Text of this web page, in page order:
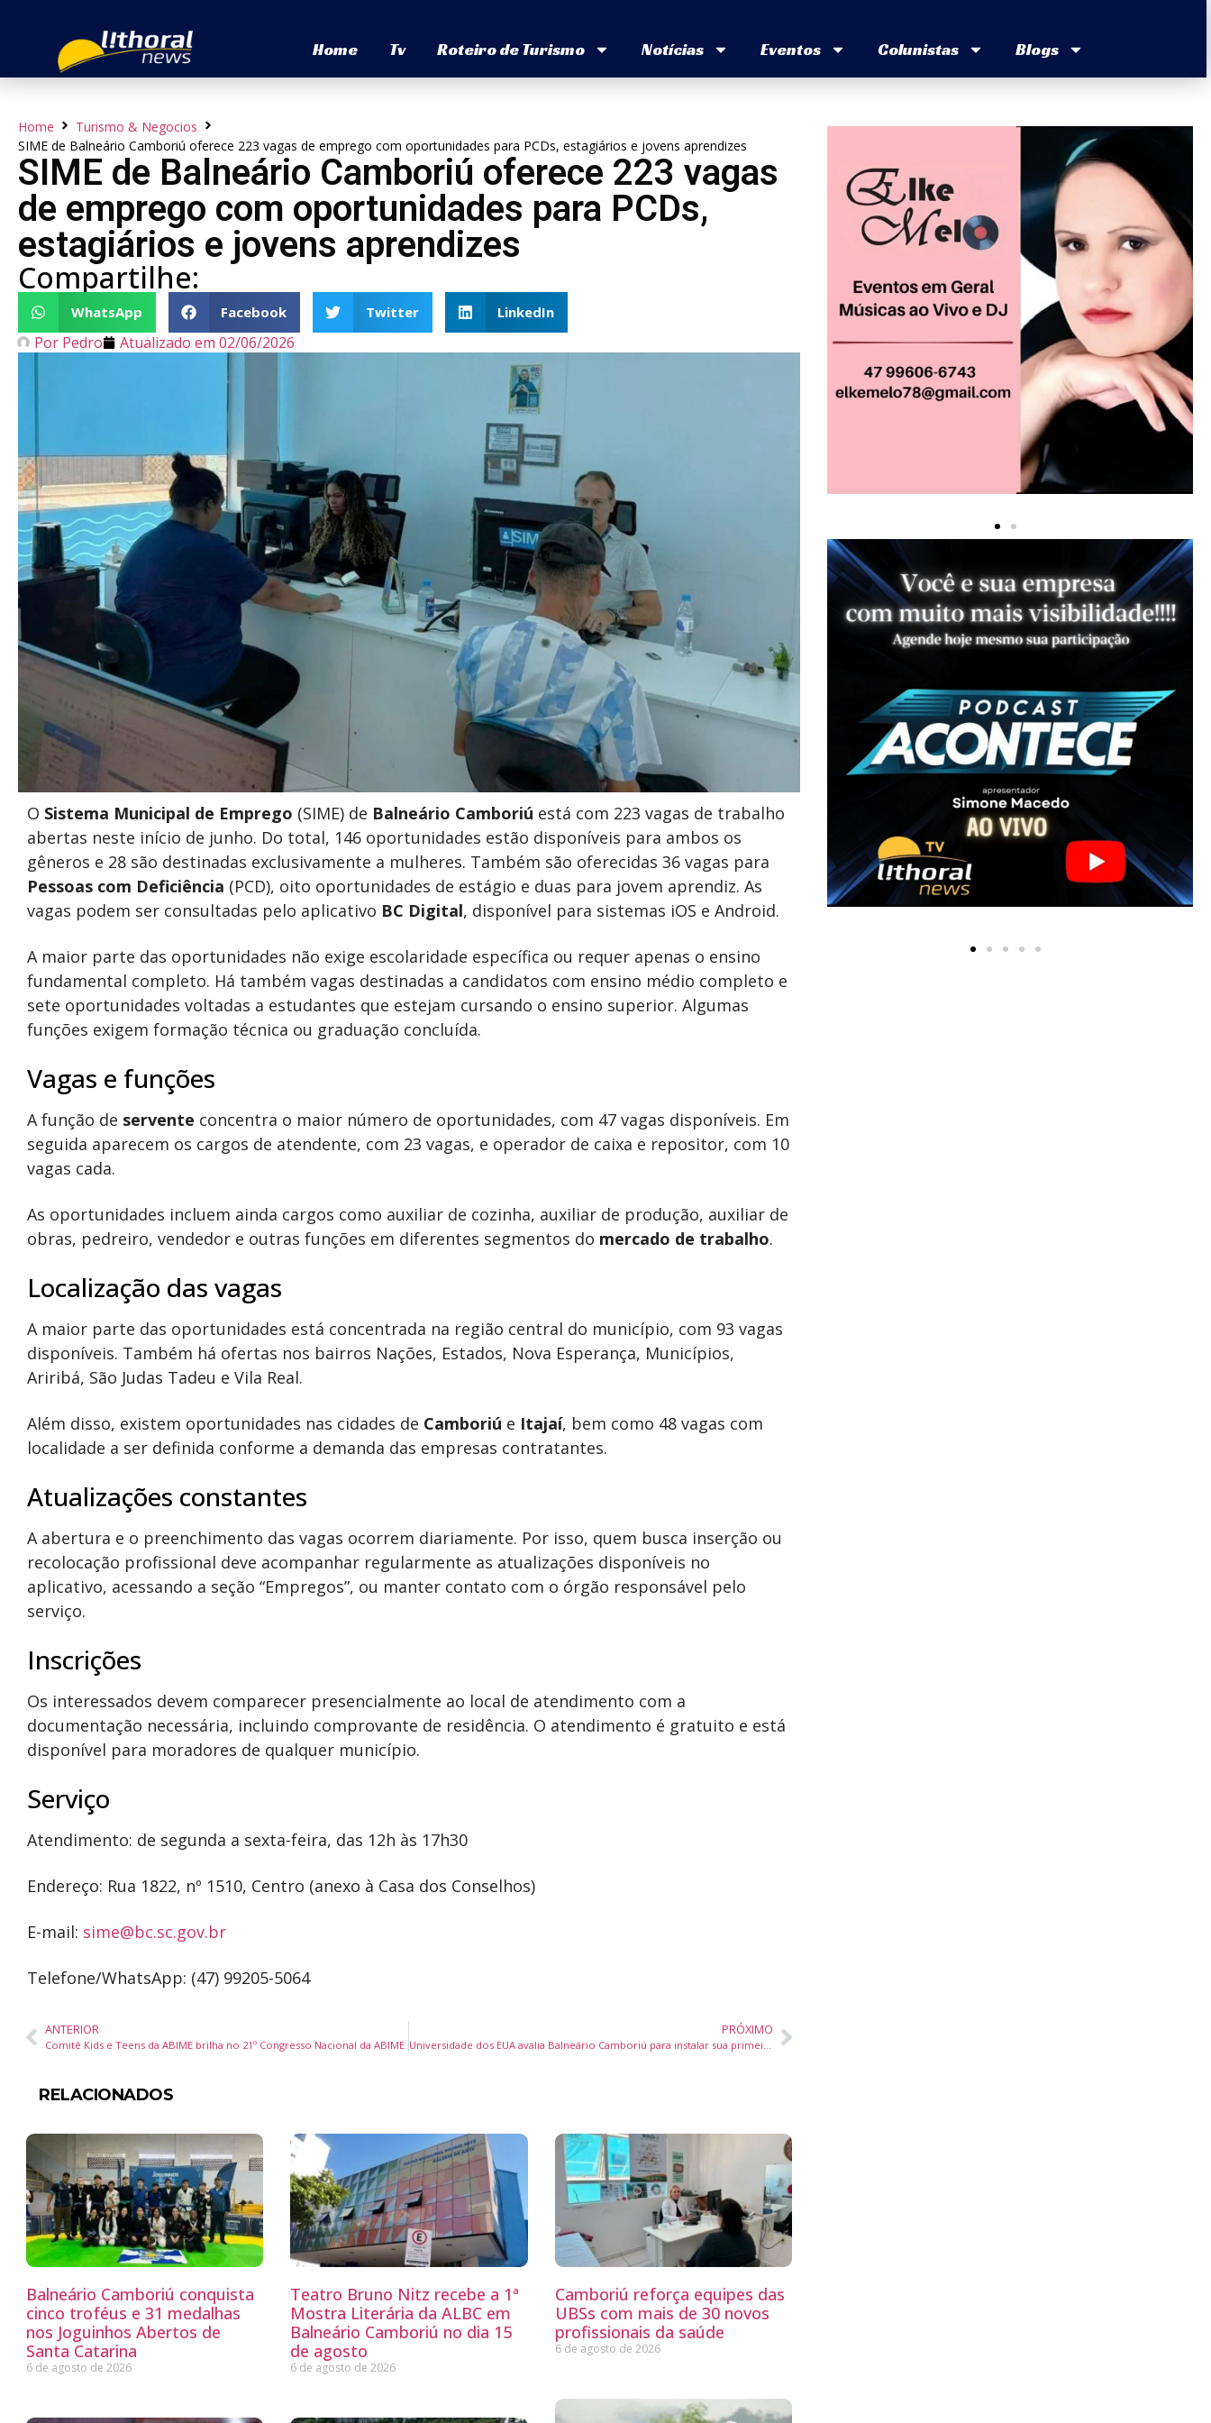
Home Tv Roteiro de Turismo Notícias Eventos Colunistas Blogs
Home
Turismo & Negocios
SIME de Balneário Camboriú oferece 223 vagas de emprego com oportunidades para PCDs, estagiários e jovens aprendizes
SIME de Balneário Camboriú oferece 223 vagas
de emprego com oportunidades para PCDs,
estagiários e jovens aprendizes
Compartilhe:
WhatsApp Facebook Twitter LinkedIn
Por Pedro Atualizado em 02/06/2026
O Sistema Municipal de Emprego (SIME) de Balneário Camboriú está com 223 vagas de trabalho
abertas neste início de junho. Do total, 146 oportunidades estão disponíveis para ambos os
gêneros e 28 são destinadas exclusivamente a mulheres. Também são oferecidas 36 vagas para
Pessoas com Deficiência (PCD), oito oportunidades de estágio e duas para jovem aprendiz. As
vagas podem ser consultadas pelo aplicativo BC Digital, disponível para sistemas iOS e Android.
A maior parte das oportunidades não exige escolaridade específica ou requer apenas o ensino
fundamental completo. Há também vagas destinadas a candidatos com ensino médio completo e
sete oportunidades voltadas a estudantes que estejam cursando o ensino superior. Algumas
funções exigem formação técnica ou graduação concluída.
Vagas e funções
A função de servente concentra o maior número de oportunidades, com 47 vagas disponíveis. Em
seguida aparecem os cargos de atendente, com 23 vagas, e operador de caixa e repositor, com 10
vagas cada.
As oportunidades incluem ainda cargos como auxiliar de cozinha, auxiliar de produção, auxiliar de
obras, pedreiro, vendedor e outras funções em diferentes segmentos do mercado de trabalho.
Localização das vagas
A maior parte das oportunidades está concentrada na região central do município, com 93 vagas
disponíveis. Também há ofertas nos bairros Nações, Estados, Nova Esperança, Municípios,
Ariribá, São Judas Tadeu e Vila Real.
Além disso, existem oportunidades nas cidades de Camboriú e Itajaí, bem como 48 vagas com
localidade a ser definida conforme a demanda das empresas contratantes.
Atualizações constantes
A abertura e o preenchimento das vagas ocorrem diariamente. Por isso, quem busca inserção ou
recolocação profissional deve acompanhar regularmente as atualizações disponíveis no
aplicativo, acessando a seção “Empregos”, ou manter contato com o órgão responsável pelo
serviço.
Inscrições
Os interessados devem comparecer presencialmente ao local de atendimento com a
documentação necessária, incluindo comprovante de residência. O atendimento é gratuito e está
disponível para moradores de qualquer município.
Serviço
Atendimento: de segunda a sexta-feira, das 12h às 17h30
Endereço: Rua 1822, nº 1510, Centro (anexo à Casa dos Conselhos)
E-mail: sime@bc.sc.gov.br
Telefone/WhatsApp: (47) 99205-5064
ANTERIOR
Comitê Kids e Teens da ABIME brilha no 21º Congresso Nacional da ABIME
PRÓXIMO
Universidade dos EUA avalia Balneário Camboriú para instalar sua primeira unidade internacional
RELACIONADOS
Balneário Camboriú conquista
cinco troféus e 31 medalhas
nos Joguinhos Abertos de
Santa Catarina
6 de agosto de 2026
Teatro Bruno Nitz recebe a 1ª
Mostra Literária da ALBC em
Balneário Camboriú no dia 15
de agosto
6 de agosto de 2026
Camboriú reforça equipes das
UBSs com mais de 30 novos
profissionais da saúde
6 de agosto de 2026